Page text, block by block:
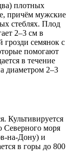
плотных
причём мужские
стеблях. Плод
2–3 см в
грозди семянок с
помогают
в течение
диаметром 2–3
Культивируется
моря
на-Дону) и
в горы до 800